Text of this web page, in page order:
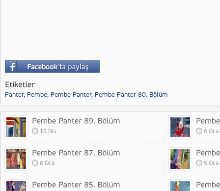
Panter, Pembe, Pembe Panter, Pembe Panter 80. Bölüm
15 Nis 6 Oca
6 Oca 5 Oca